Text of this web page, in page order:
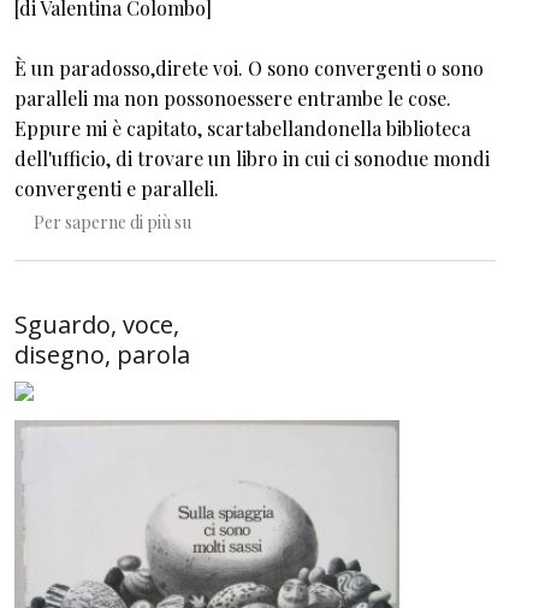
[di Valentina Colombo]
È un paradosso,direte voi. O sono convergenti o sono
paralleli ma non possonoessere entrambe le cose.
Eppure mi è capitato, scartabellandonella biblioteca
dell'ufficio, di trovare un libro in cui ci sonodue mondi
convergenti e paralleli.
Per saperne di più su
Sguardo, voce,
disegno, parola